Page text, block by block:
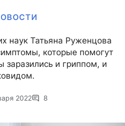
наук Татьяна Руженцова
которые помогут
заразились и гриппом, и
2022 8